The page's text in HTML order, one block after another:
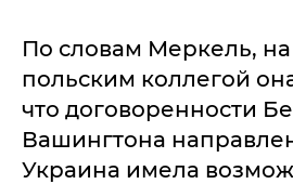
По словам Меркель,
польским коллегой
что договоренности
Вашингтона
Украина имела